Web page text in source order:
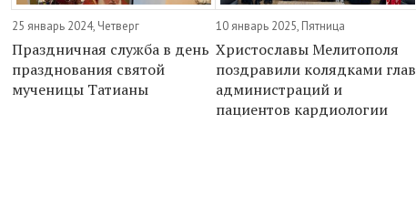
25 январь 2024, Четверг
Праздничная служба в день
празднования святой
мученицы Татианы
10 январь 2025, Пятница
Христославы Мелитополя
поздравили колядками глав
администраций и
пациентов кардиологии